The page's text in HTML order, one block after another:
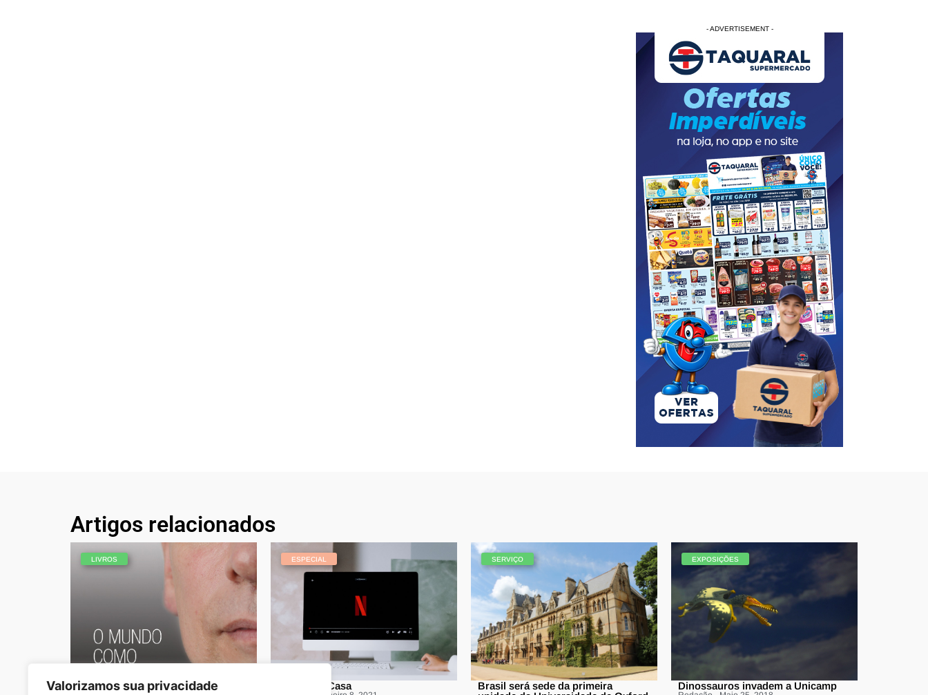
Valorizamos sua privacidade
- ADVERTISEMENT -
Artigos relacionados
LIVROS
O Mundo Como Eu Vejo
ESPECIAL
Férias em Casa
SERVIÇO
Brasil será sede da primeira
EXPOSIÇÕES
Dinossauros invadem a Unicamp